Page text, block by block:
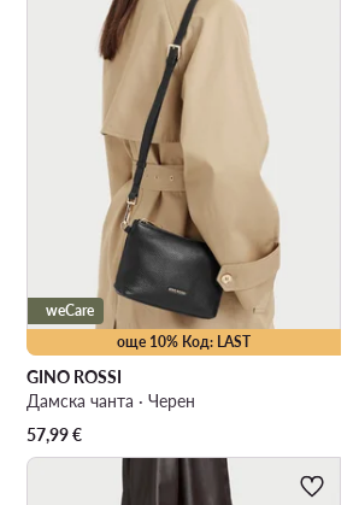
още 10% Код: LAST
weCare
GINO ROSSI
Дамска чанта · Черен
57,99€